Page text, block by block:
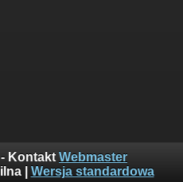
- Kontakt Webmaster
| Wersja standardowa